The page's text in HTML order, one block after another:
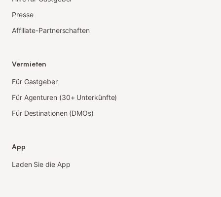
Presse
Affiliate-Partnerschaften
Vermieten
Für Gastgeber
Für Agenturen (30+ Unterkünfte)
Für Destinationen (DMOs)
App
Laden Sie die App